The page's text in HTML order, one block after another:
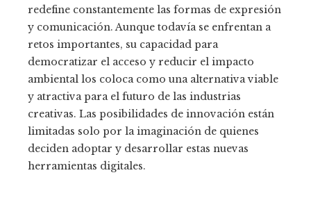
redefine constantemente las formas de expresión
y comunicación. Aunque todavía se enfrentan a
retos importantes, su capacidad para
democratizar el acceso y reducir el impacto
ambiental los coloca como una alternativa viable
y atractiva para el futuro de las industrias
creativas. Las posibilidades de innovación están
limitadas solo por la imaginación de quienes
deciden adoptar y desarrollar estas nuevas
herramientas digitales.